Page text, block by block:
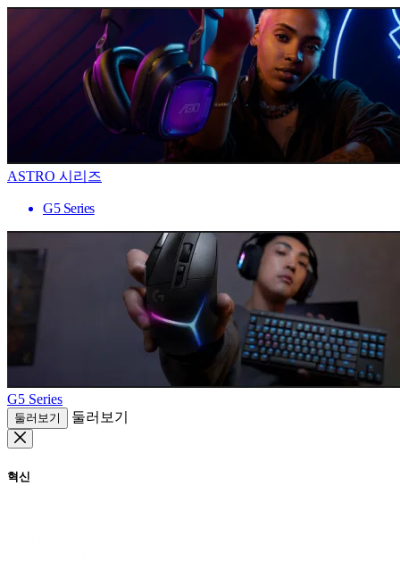
ASTRO 시리즈
G5 Series
G5 Series
둘러보기 둘러보기
혁신